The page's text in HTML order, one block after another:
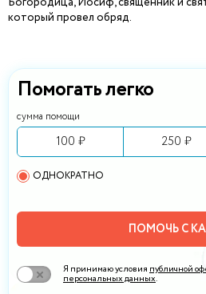
Помогать легко
сумма помощи
100 ₽ 250 ₽
ОДНОКРАТНО
ПОМОЧЬ С
Я принимаю условияпубличной
персональных данных.
который провел обряд.